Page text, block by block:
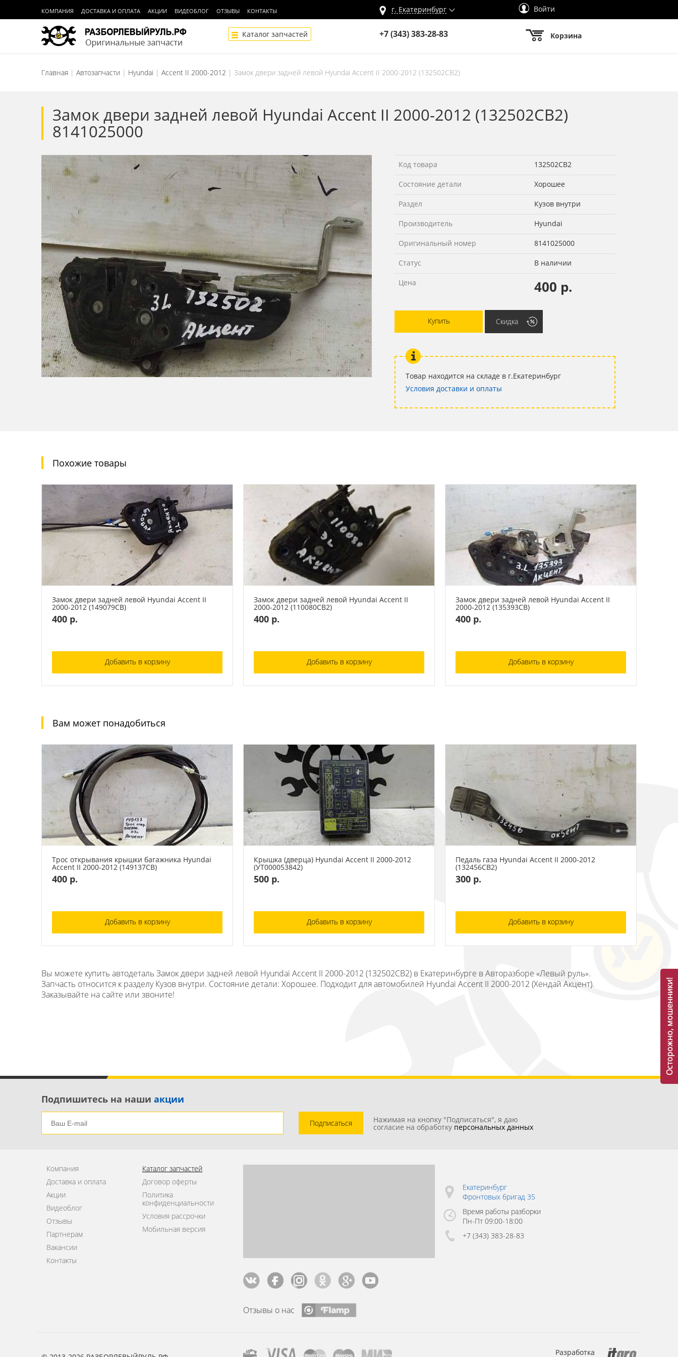
КОМПАНИЯ ДОСТАВКА И ОПЛАТА АКЦИИ ВИДЕОБЛОГ ОТЗЫВЫ КОНТАКТЫ г. Екатеринбург Войти
Каталог запчастей +7 (343) 383-28-83 Корзина
Главная Автозапчасти Hyundai Accent II 2000-2012 Замок двери задней левой Hyundai Accent II 2000-2012 (132502СВ2)
Замок двери задней левой Hyundai Accent II 2000-2012 (132502СВ2)
8141025000
Код товара 132502СВ2
Состояние детали Хорошее
Раздел Кузов внутри
Производитель Hyundai
Оригинальный номер 8141025000
Статус В наличии
Цена 400 р.
Купить Скидка
Товар находится на складе в г.Екатеринбург
Условия доставки и оплаты
Похожие товары
Замок двери задней левой Hyundai Accent II
2000-2012 (149079СВ)
400 р.
Добавить в корзину
Замок двери задней левой Hyundai Accent II
2000-2012 (110080СВ2)
400 р.
Добавить в корзину
Замок двери задней левой Hyundai Accent II
2000-2012 (135393СВ)
400 р.
Добавить в корзину
Вам может понадобиться
Трос открывания крышки багажника Hyundai
Accent II 2000-2012 (149137СВ)
400 р.
Добавить в корзину
Крышка (дверца) Hyundai Accent II 2000-2012
(УТ000053842)
500 р.
Добавить в корзину
Педаль газа Hyundai Accent II 2000-2012
(132456СВ2)
300 р.
Добавить в корзину
Вы можете купить автодеталь Замок двери задней левой Hyundai Accent II 2000-2012 (132502СВ2) в Екатеринбурге в Авторазборе «Левый руль».
Запчасть относится к разделу Кузов внутри. Состояние детали: Хорошее. Подходит для автомобилей Hyundai Accent II 2000-2012 (Хендай Акцент).
Заказывайте на сайте или звоните!
Подпишитесь на наши акции
Подписаться Нажимая на кнопку "Подписаться", я даю
согласие на обработку персональных данных
Компания
Доставка и оплата
Акции
Видеоблог
Отзывы
Партнерам
Вакансии
Контакты
Каталог запчастей
Договор оферты
Политика
конфиденциальности
Условия рассрочки
Мобильная версия
Отзывы о нас
Екатеринбург
Фронтовых бригад 35
Время работы разборки
Пн-Пт 09:00-18:00
+7 (343) 383-28-83
Разработка
Осторожно, мошенники!